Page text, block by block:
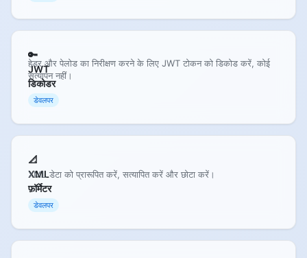
🔑
JWT
डिकोडर
हेडर और पेलोड का निरीक्षण करने के लिए JWT टोकन को डिकोड करें, कोई
सत्यापन नहीं।
डेवलपर
📐
XML
फ़ॉर्मेटर
XML डेटा को प्रारूपित करें, सत्यापित करें और छोटा करें।
डेवलपर